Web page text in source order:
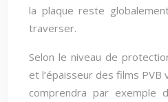
la plaque reste
traverser.
Selon le niveau de
et l’épaisseur des films PVB
comprendra par exemple